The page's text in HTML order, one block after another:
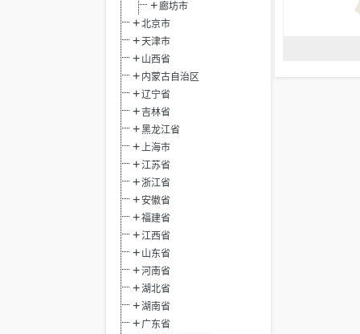
廊坊市
北京市
天津市
山西省
内蒙古自治区
辽宁省
吉林省
黑龙江省
上海市
江苏省
浙江省
安徽省
福建省
江西省
山东省
河南省
湖北省
湖南省
广东省